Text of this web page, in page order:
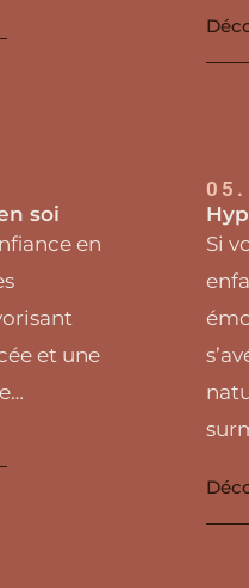
soi
en
et une
05.
Si